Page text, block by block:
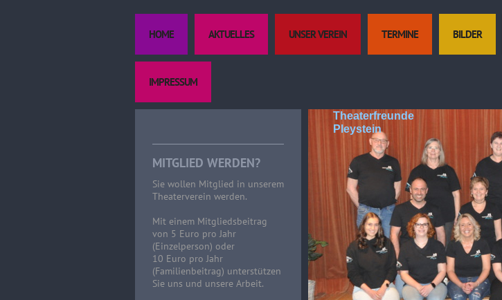
HOME AKTUELLES UNSER VEREIN TERMINE BILDER
IMPRESSUM
MITGLIED WERDEN?
Sie wollen Mitglied in unserem
Theaterverein werden.
Mit einem Mitgliedsbeitrag
von 5 Euro pro Jahr
(Einzelperson) oder
10 Euro pro Jahr
(Familienbeitrag) unterstützen
Sie uns und unsere Arbeit.
Theaterfreunde
Pleystein